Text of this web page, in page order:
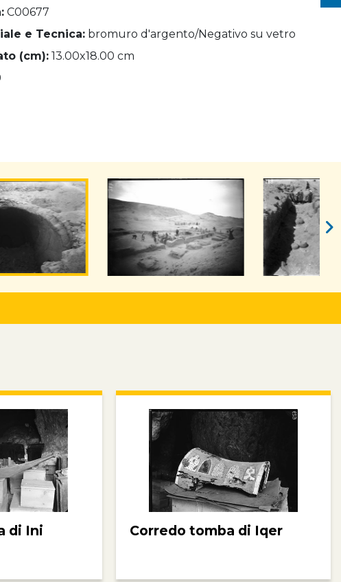
C00677
e Tecnica: bromuro d'argento/Negativo su vetro
(cm): 13.00x18.00 cm
di Ini Corredo tomba di Iqer